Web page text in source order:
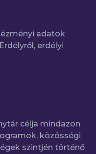
adatok
erdélyi
célja mindazon
közösségi
szintjén történő